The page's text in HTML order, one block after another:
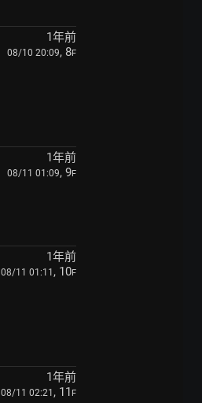
1年前
08/10 20:09, 8F
1年前
08/11 01:09, 9F
1年前
08/11 01:11 , 10F
1年前
08/11 02:21 , 11 F